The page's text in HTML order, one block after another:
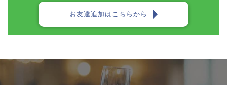
お友達追加はこちらから